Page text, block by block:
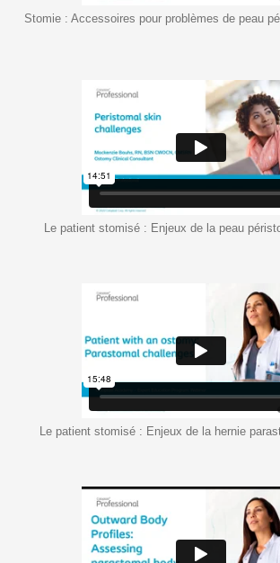
Stomie : Accessoires pour problèmes de peau
Le patient stomisé : Enjeux de la peau
Le patient stomisé : Enjeux de la hernie